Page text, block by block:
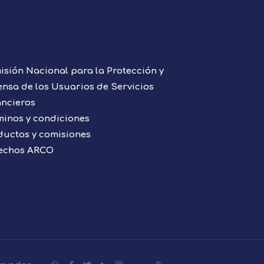
Nacional para la Protección y
de los Usuarios de Servicios
y condiciones
y comisiones
ARCO